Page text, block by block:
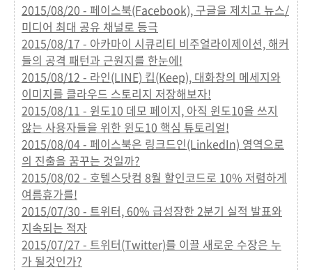
2015/08/20 - 페이스북(Facebook), 구글을 제치고 뉴스/
미디어 최대 공유 채널로 등극
2015/08/17 - 아카마이 시큐리티 비주얼라이제이션, 해커
들의 공격 패턴과 근원지를 한눈에!
2015/08/12 - 라인(LINE) 킵(Keep), 대화창의 메세지와
이미지를 클라우드 스토리지 저장해보자!
2015/08/11 - 윈도10 데모 페이지, 아직 윈도10을 쓰지
않는 사용자들을 위한 윈도10 핵심 튜토리얼!
2015/08/04 - 페이스북은 링크드인(LinkedIn) 영역으로
의 진출을 꿈꾸는 것일까?
2015/08/02 - 호텔스닷컴 8월 할인코드로 10% 저렴하게
여름휴가를!
2015/07/30 - 트위터, 60% 급성장한 2분기 실적 발표와
지속되는 적자
2015/07/27 - 트위터(Twitter)를 이끌 새로운 수장은 누
가 될것인가?